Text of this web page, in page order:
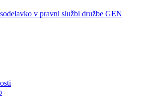
v pravni službi družbe GEN